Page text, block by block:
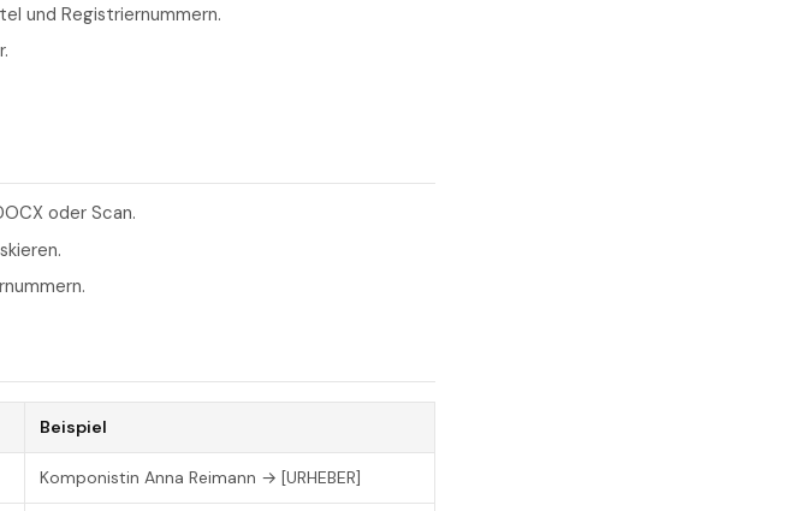
und Registriernummern.
oder Scan.
Beispiel
Komponistin Anna Reimann → [URHEBER]